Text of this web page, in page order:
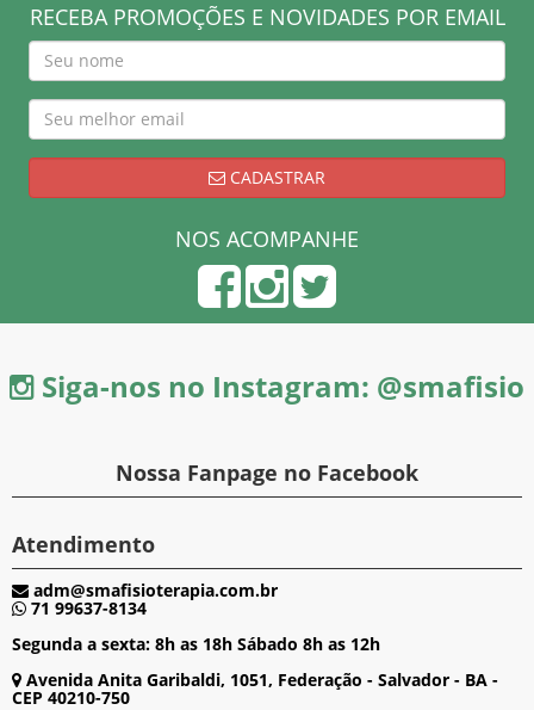
RECEBA PROMOÇÕES E NOVIDADES POR EMAIL
CADASTRAR
NOS ACOMPANHE
Siga-nos no Instagram: @smafisio
Nossa Fanpage no Facebook
Atendimento
adm@smafisioterapia.com.br
71 99637-8134
Segunda a sexta: 8h as 18h Sábado 8h as 12h
Avenida Anita Garibaldi, 1051, Federação - Salvador - BA -
CEP 40210-750